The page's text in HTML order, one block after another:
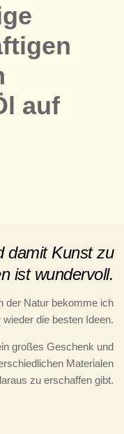
auf
damit Kunst zu
ist wundervoll.
der Natur bekomme ich
wieder die besten Ideen.
großes Geschenk und
Materialen
zu erschaffen gibt.